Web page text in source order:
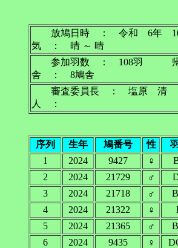
放鳩日時 ： 令和 6年
気 ： 晴 ～ 晴
参加羽数 ： 108羽
舎 ： 8鳩舎
審査委員長 ： 塩
人 ：
序列 生年 鳩番号 性
1
2024 9427 ♀
2
2024 21729 ♂
3
2024 21718 ♂
4
2024 21322 ♀
5
2024 21365 ♂
6
2024 9435 ♀